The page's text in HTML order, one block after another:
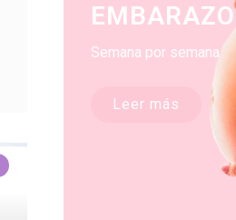
EMBARAZO
Semana por semana
Leer más